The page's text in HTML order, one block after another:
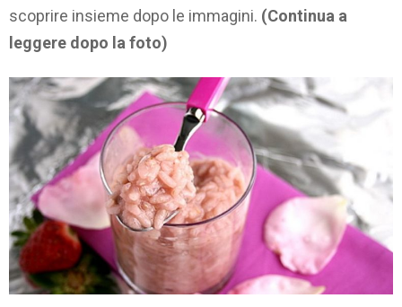
scoprire insieme dopo le immagini. (Continua a
leggere dopo la foto)